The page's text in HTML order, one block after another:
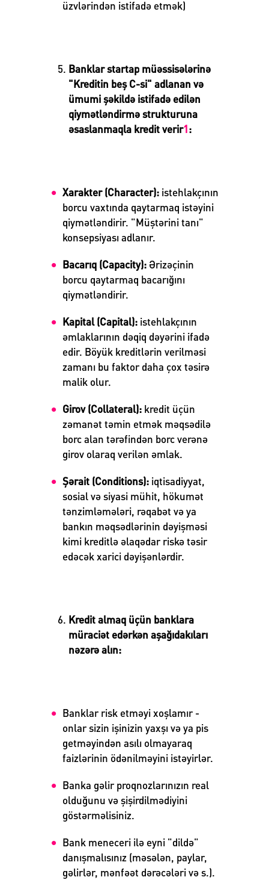
üzvlərindən istifadə etmək)
Banklar startap müəssisələrinə
"Kreditin beş C-si" adlanan və
ümumi şəkildə istifadə edilən
qiymətləndirmə strukturuna
əsaslanmaqla kredit verir1:
Xarakter (Character):istehlakçının
borcu vaxtında qaytarmaq istəyini
qiymətləndirir. "Müştərini tanı"
konsepsiyası adlanır.
Bacarıq (Capacity):Ərizəçinin
borcu qaytarmaq bacarığını
qiymətləndirir.
Kapital (Capital):istehlakçının
əmlaklarının dəqiq dəyərini ifadə
edir. Böyük kreditlərin verilməsi
zamanı bu faktor daha çox təsirə
malik olur.
Girov (Collateral):kredit üçün
zəmanət təmin etmək məqsədilə
borc alan tərəfindən borc verənə
girov olaraq verilən əmlak.
Şərait (Conditions):iqtisadiyyat,
sosial və siyasi mühit, hökumət
tənzimləmələri, rəqabət və ya
bankın məqsədlərinin dəyişməsi
kimi kreditlə əlaqədar riskə təsir
edəcək xarici dəyişənlərdir.
Kredit almaq üçün banklara
müraciət edərkən aşağıdakıları
nəzərə alın:
Banklar risk etməyi xoşlamır -
onlar sizin işinizin yaxşı və ya pis
getməyindən asılı olmayaraq
faizlərinin ödənilməyini istəyirlər.
Banka gəlir proqnozlarınızın real
olduğunu və şişirdilmədiyini
göstərməlisiniz.
Bank meneceri ilə eyni "dildə"
danışmalısınız (məsələn, paylar,
gəlirlər, mənfəət dərəcələri və s.).